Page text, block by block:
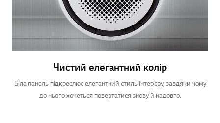
Чистий елегантний колір
Біла панель підкреслює елегантний стиль інтер’єру, завдяки чому
до нього хочеться повертатися знову й надовго.